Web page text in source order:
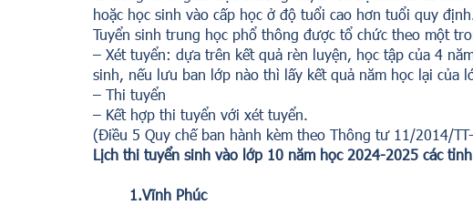
hoặc học sinh vào cấp học ở độ tuổi cao hơn tuổi quy
Tuyển sinh trung học phổ thông được tổ chức theo một
– Xét tuyển: dựa trên kết quả rèn luyện, học tập của 4
sinh, nếu lưu ban lớp nào thì lấy kết quả năm học lại của
– Thi tuyển
– Kết hợp thi tuyển với xét tuyển.
(Điều 5 Quy chế ban hành kèm theo Thông tư 11/2014/
Lịch thi tuyển sinh vào lớp 10 năm học 2024-2025 các
1.Vĩnh Phúc